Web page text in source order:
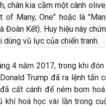
chân kia cầm một cành
of Many, One" hoặc là
Đoàn Kết). Huy hiệu này
dùng vũ lực của chiến tranh.
4 năm 2017, trong khi
Trump đã ra lệnh tấn
cất cánh để ném bom
hoá học vài lần trong